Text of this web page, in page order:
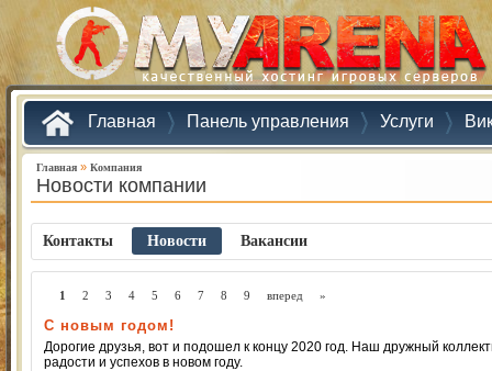
Главная Панель управления Услуги
Главная » Компания
Новости компании
Контакты Новости Ваканcии
1 2 3 4 5 6 7 8 9 вперед »
С новым годом!
Дорогие друзья, вот и подошел к концу 2020 год. Наш дружный
радости и успехов в новом году.